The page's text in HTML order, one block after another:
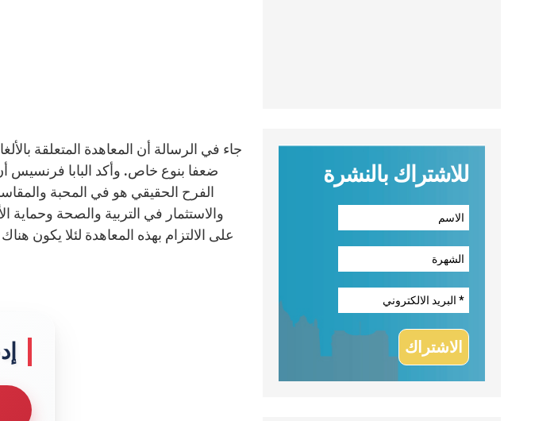
جاء في الرسالة أن المعاهدة المتعلقة
ضعفا بنوع خاص. وأكد البابا فرنسيس
الفرح الحقيقي هو في المحبة
والاستثمار في التربية والصحة وحماية
على الالتزام بهذه المعاهدة لئلا يكون
للاشتراك بالنشرة